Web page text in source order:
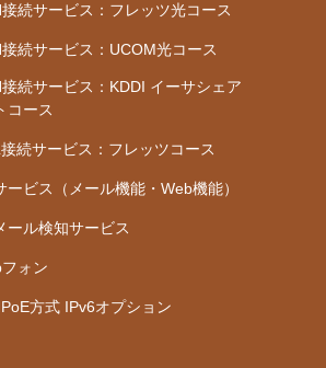
続サービス：フレッツ光コース
続サービス：UCOM光コース
続サービス：KDDI イーサシェア
コース
続サービス：フレッツコース
ービス（メール機能・Web機能）
ール検知サービス
ォン
方式 IPv6オプション